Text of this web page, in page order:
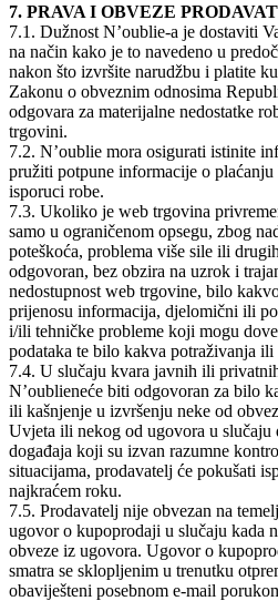
7. PRAVA I OBVEZE
7.1. Dužnost N’oublie-a je dostaviti
na način kako je to navedeno u
nakon što izvršite narudžbu i platite
Zakonu o obveznim odnosima
odgovara za materijalne nedostatke
trgovini.
7.2. N’oublie mora osigurati istinite
pružiti potpune informacije o
isporuci robe.
7.3. Ukoliko je web trgovina
samo u ograničenom opsegu, zbog
poteškoća, problema više sile ili
odgovoran, bez obzira na uzrok i
nedostupnost web trgovine, bilo
prijenosu informacija, djelomični ili
i/ili tehničke probleme koji mogu
podataka te bilo kakva potraživanja
7.4. U slučaju kvara javnih ili
N’oublieneće biti odgovoran za bilo
ili kašnjenje u izvršenju neke od
Uvjeta ili nekog od ugovora u slučaju
događaja koji su izvan razumne
situacijama, prodavatelj će pokušati
najkraćem roku.
7.5. Prodavatelj nije obvezan na
ugovor o kupoprodaji u slučaju kada
obveze iz ugovora. Ugovor o
smatra se sklopljenim u trenutku
obaviješteni posebnom e-mail